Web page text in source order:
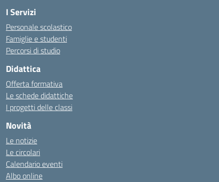
I Servizi
Personale scolastico
Famiglie e studenti
Percorsi di studio
Didattica
Offerta formativa
Le schede didattiche
I progetti delle classi
Novità
Le notizie
Le circolari
Calendario eventi
Albo online